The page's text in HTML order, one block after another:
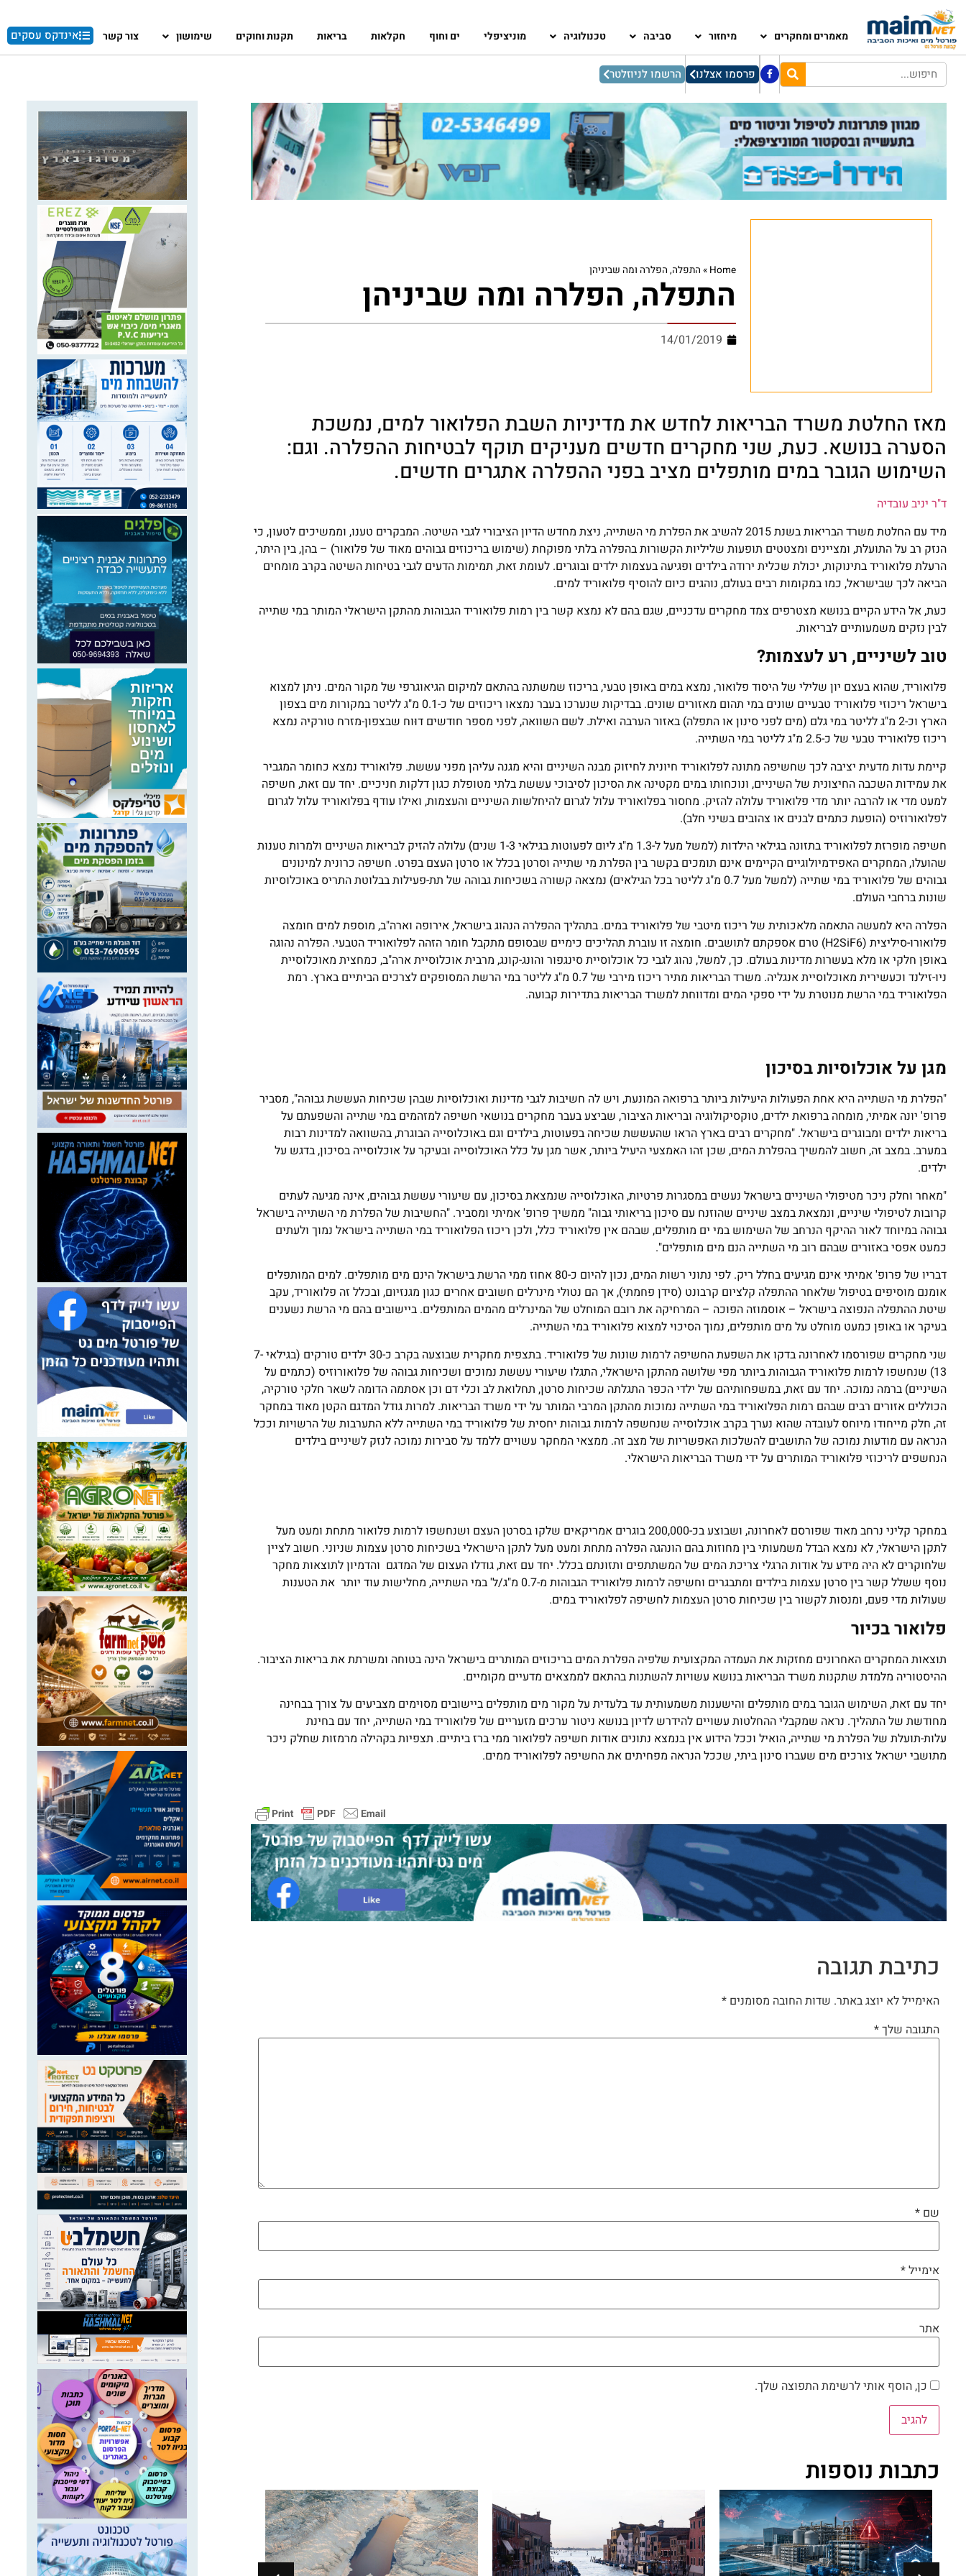
מאמרים ומחקרים מיחזור סביבה טכנולוגיה מוניציפלי ים וחוף חקלאות בריאות תקנות וחוקים שימושון צור קשר אינדקס עסקים
פרסמו אצלנו הרשמו לניוזלטר
Home
» התפלה, הפלרה ומה שביניהן
התפלה, הפלרה ומה שביניהן
14/01/2019
מאז החלטת משרד הבריאות לחדש את מדיניות השבת הפלואור למים, נמשכת
הסערה בנושא. כעת, שני מחקרים חדשים מעניקים תוקף לבטיחות ההפלרה. וגם:
השימוש הגובר במים מותפלים מציב בפני ההפלרה אתגרים חדשים.
ד"ר יניב עובדיה
מיד עם החלטת משרד הבריאות בשנת 2015 להשיב את הפלרת מי השתייה, ניצת מחדש הדיון הציבורי לגבי השיטה. המבקרים טענו, וממשיכים לטעון, כי
הנזק רב על התועלת, ומציינים ומצטטים תופעות שליליות הקשורות בהפלרה בלתי מפוקחת (שימוש בריכוזים גבוהים מאוד של פלואור) – בהן, בין היתר,
הרעלת פלואוריד בתינוקות, יכולת שכלית ירודה בילדים ופגיעה בעצמות ילדים ובוגרים. לעומת זאת, תמימות הדעים לגבי בטיחות השיטה בקרב מומחים
הביאה לכך שבישראל, כמו במקומות רבים בעולם, נוהגים כיום להוסיף פלואוריד למים.
כעת, אל הידע הקיים בנושא מצטרפים צמד מחקרים עדכניים, שגם בהם לא נמצא קשר בין רמות פלואוריד הגבוהות מהתקן הישראלי המותר במי שתייה
לבין נזקים משמעותיים לבריאות.
טוב לשיניים, רע לעצמות?
פלואוריד, שהוא בעצם יון שלילי של היסוד פלואור, נמצא במים באופן טבעי, בריכוז שמשתנה בהתאם למיקום הגיאוגרפי של מקור המים. ניתן למצוא
בישראל ריכוזי פלואוריד טבעיים שונים במי תהום מאזורים שונים. בבדיקות שנערכו בעבר נמצאו ריכוזים של כ-0.1 מ"ג לליטר במקורות מים בצפון
הארץ וכ-2 מ"ג לליטר במי גלם (מים לפני סינון או התפלה) באזור הערבה ואילת. לשם השוואה, לפני מספר חודשים דוּוח שבצפון-מזרח טורקיה נמצא
ריכוז פלואוריד טבעי של כ-2.5 מ"ג לליטר במי השתייה.
קיימת עדות מדעית יציבה לכך שחשיפה מתונה לפלואוריד חיונית לחיזוק מבנה השיניים והיא מגנה עליהן מפני עששת. פלואוריד נמצא כחומר המגביר
את עמידות השכבה החיצונית של השיניים, ונוכחותו במים מקטינה את הסיכון לסיבוכי עששת בלתי מטופלת כגון דלקות חניכיים. יחד עם זאת, חשיפה
למעט מדי או להרבה יותר מדי פלואוריד עלולה להזיק. מחסור בפלואוריד עלול לגרום להיחלשות השיניים והעצמות, ואילו עודף בפלואוריד עלול לגרום
לפלואורוזיס (הופעת כתמים לבנים או צהובים בשיני חלב).
חשיפה מופרזת לפלואוריד בתזונה בגילאי הילדות (למשל מעל ל-1.3 מ"ג ליום לפעוטות בגילאי 1-3 שנים) עלולה להזיק לבריאות השיניים ולמרות טענות
שהועלו, המחקרים האפידמיולוגיים הקיימים אינם תומכים בקשר בין הפלרת מי שתייה וסרטן בכלל או סרטן העצם בפרט. חשיפה כרונית למינונים
גבוהים של פלואוריד במי שתייה (למשל מעל 0.7 מ"ג לליטר בכל הגילאים) נמצאה קשורה בשכיחות גבוהה של תת-פעילות בבלוטת התריס באוכלוסיות
שונות ברחבי העולם.
הפלרה היא למעשה התאמה מלאכותית של ריכוז מיטבי של פלואוריד במים. בתהליך ההפלרה הנהוג בישראל, אירופה וארה"ב, מוספת למים חומצה
פלואורו-סיליצית (H2SiF6) טרם אספקתם לתושבים. חומצה זו עוברת תהליכים כימיים שבסופם מתקבל חומר הזהה לפלואוריד הטבעי. הפלרה נהוגה
באופן חלקי או מלא בעשרות מדינות בעולם. כך, למשל, נהוג לגבי כל אוכלוסיית סינגפור והונג-קונג, מרבית אוכלוסיית ארה"ב, כמחצית מאוכלוסיית
ניו-זילנד וכעשירית מאוכלוסיית אנגליה. משרד הבריאות מתיר ריכוז מירבי של 0.7 מ"ג לליטר במי הרשת המסופקים לצרכים הביתיים בארץ. רמת
הפלואוריד במי הרשת מנוטרת על ידי ספקי המים ומדווחת למשרד הבריאות בתדירות קבועה.
מגן על אוכלוסיות בסיכון
"הפלרת מי השתייה היא אחת הפעולות היעילות ביותר ברפואה המונעת, ויש לה חשיבות לגבי מדינות ואוכלוסיות שבהן שכיחות העששת גבוהה", מסביר
פרופ' יונה אמיתי, מומחה ברפואת ילדים, טוקסיקולוגיה ובריאות הציבור, שביצע בעבר מחקרים בנושאי חשיפה למזהמים במי שתייה והשפעתם על
בריאות ילדים ומבוגרים בישראל. "מחקרים רבים בארץ הראו שהעששת שכיחה בפעוטות, בילדים וגם באוכלוסייה הבוגרת, בהשוואה למדינות רבות
במערב. במצב זה, חשוב להמשיך בהפלרת המים, שכן זהו האמצעי היעיל ביותר, אשר מגן על כלל האוכלוסייה ובעיקר על אוכלוסייה בסיכון, בדגש על
ילדים.
"מאחר וחלק ניכר מטיפולי השיניים בישראל נעשים במסגרות פרטיות, האוכלוסייה שנמצאת בסיכון, עם שיעורי עששת גבוהים, אינה מגיעה לעתים
קרובות לטיפולי שיניים, ונמצאת במצב שיניים שהוזנח עם סיכון בריאותי גבוה" ממשיך פרופ' אמיתי ומסביר. "החשיבות של הפלרת מי השתייה בישראל
גבוהה במיוחד לאור ההיקף הנרחב של השימוש במי ים מותפלים, שבהם אין פלואוריד כלל, ולכן ריכוז הפלואוריד במי השתייה בישראל נמוך ולעתים
כמעט אפסי באזורים שבהם רוב מי השתייה הנם מים מותפלים".
דבריו של פרופ' אמיתי אינם מגיעים בחלל ריק. לפי נתוני רשות המים, נכון להיום כ-80 אחוז ממי הרשת בישראל הינם מים מותפלים. למים המותפלים
אומנם מוסיפים בטיפול שלאחר ההתפלה קלציום קרבונט (סידן פחמתי), אך הם נטולי מינרלים חשובים אחרים כגון מגנזיום, ובכלל זה פלואוריד, עקב
שיטת ההתפלה הנפוצה בישראל – אוסמוזה הפוכה – המרחיקה את רובם המוחלט של המינרלים מהמים המותפלים. ביישובים בהם מי הרשת נשענים
בעיקר או באופן כמעט מוחלט על מים מותפלים, נמוך הסיכוי למצוא פלואוריד במי השתייה.
שני מחקרים שפורסמו לאחרונה בדקו את השפעת החשיפה לרמות שונות של פלואוריד. בתצפית מחקרית שבוצעה בקרב כ-30 ילדים טורקים (בגילאי 7-
13) שנחשפו לרמות פלואוריד הגבוהות ביותר מפי שלושה מהתקן הישראלי, התגלו שיעורי עששת נמוכים ושכיחות גבוהה של פלואורוזיס (כתמים על
השיניים) ברמה נמוכה. יחד עם זאת, במשפחותיהם של ילדי הכפר התגלתה שכיחות סרטן, תחלואת לב וכלי דם וכן אסתמה הדומה לשאר חלקי טורקיה,
הכוללים אזורים רבים שבהם רמות הפלואוריד במי השתייה נמוכות מהתקן המרבי המותר על ידי משרד הבריאות. למרות גודל המדגם הקטן מאוד במחקר
זה, חלק מייחודו מיוחס לעובדה שהוא נערך בקרב אוכלוסייה שנחשפה לרמות גבוהות יחסית של פלואוריד במי השתייה ללא התערבות של הרשויות וככל
הנראה עם מודעות נמוכה של התושבים להשלכות האפשריות של מצב זה. ממצאי המחקר עשויים ללמד על סבירות נמוכה לנזק לשיניים בילדים
הנחשפים לריכוזי פלואוריד המותרים על ידי משרד הבריאות הישראלי.
במחקר קליני נרחב מאוד שפורסם לאחרונה, ושבוצע בכ-200,000 בוגרים אמריקאים שלקו בסרטן העצם ושנחשפו לרמות פלואור מתחת ומעט מעל
לתקן הישראלי, לא נמצא הבדל משמעותי בין מחוזות בהם הונהגה הפלרה מתחת ומעט מעל לתקן הישראלי בשכיחות סרטן עצמות שניוני. חשוב לציין
שלחוקרים לא היה מידע על אודות הרגלי צריכת המים של המשתתפים ותזונתם בכלל. יחד עם זאת, גודלו העצום של המדגם והדמיון לתוצאות מחקר
נוסף ששלל קשר בין סרטן עצמות בילדים ומתבגרים וחשיפה לרמות פלואוריד הגבוהות מ-0.7 מ"ג/ל' במי השתייה, מחלישות עוד יותר את הטענות
שעולות מדי פעם, ומנסות לקשור בין שכיחות סרטן העצמות לחשיפה לפלואוריד במים.
פלואור בכיור
תוצאות המחקרים האחרונים מחזקות את העמדה המקצועית שלפיה הפלרת המים בריכוזים המותרים בישראל הינה בטוחה ומשרתת את בריאות הציבור.
ההיסטוריה מלמדת שתקנות משרד הבריאות בנושא עשויות להשתנות בהתאם לממצאים מדעיים מקומיים.
יחד עם זאת, השימוש הגובר במים מותפלים והישענות משמעותית עד בלעדית על מקור מים מותפלים ביישובים מסוימים מצביעים על צורך בבחינה
מחודשת של התהליך. נראה שמקבלי ההחלטות עשויים להידרש לדיון בנושא ניטור ערכים מזעריים של פלואוריד במי השתייה, יחד עם בחינת
עלות-תועלת של הפלרת מי שתייה, הואיל וככל הידוע אין בנמצא נתונים אודות חשיפה לפלואור ממי ברז ביתיים. תצפיות בקהילה מרמזות שחלק ניכר
מתושבי ישראל צורכים מים שעברו סינון ביתי, שככל הנראה מפחיתים את החשיפה לפלואוריד ממים.
כתיבת תגובה
האימייל לא יוצג באתר. שדות החובה מסומנים *
התגובה שלך*
שם *
אימייל*
אתר
כן, הוסף אותי לרשימת התפוצה שלך.
כתבות נוספות